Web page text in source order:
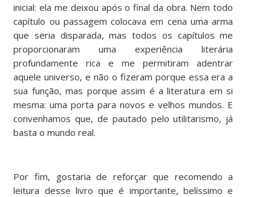
inicial: ela me deixou após o final da obra. Nem todo
capítulo ou passagem colocava em cena uma arma
que seria disparada, mas todos os capítulos me
proporcionaram uma experiência literária
profundamente rica e me permitiram adentrar
aquele universo, e não o fizeram porque essa era a
sua função, mas porque assim é a literatura em si
mesma: uma porta para novos e velhos mundos. E
convenhamos que, de pautado pelo utilitarismo, já
basta o mundo real.
Por fim, gostaria de reforçar que recomendo a
leitura desse livro que é importante, belíssimo e